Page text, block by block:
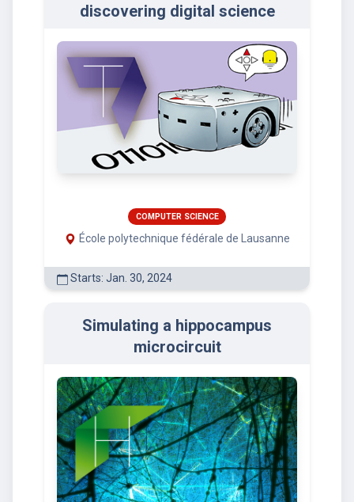
discovering digital science
COMPUTER SCIENCE
École polytechnique fédérale de Lausanne
Starts: Jan. 30, 2024
Simulating a hippocampus
microcircuit